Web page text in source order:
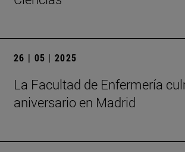
26 | 05 | 2025
La Facultad de Enfermería
aniversario en Madrid